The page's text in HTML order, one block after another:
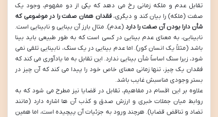
تقابل عدم و ملکه زمانی رخ می دهد که یکی از دو مفهوم، وجود یک
صفت (ملکه) را بیان کند و دیگری،فقدان همان صفت را در موضوعی که
شأن دارا بودن آن صفت را دارد (عدم). مثال بارز آن بینایی و نابینایی است.
نابینایی، به معنای عدم بینایی در کسی است که به طور طبیعی باید بینا
باشد (مثلاً یک انسان کور). اما عدم بینایی در یک سنگ، نابینایی تلقی نمی
شود، زیرا سنگ اساساً شأن بینایی ندارد. این تقابل به ما یادآوری می کند که
فقدان یک چیز، تنها زمانی معنای خاص خود را پیدا می کند که آن چیز در
بستر وجودی مناسبش غایب باشد.
علاوه بر این اقسام در مفاهیم، تقابل در قضایا نیز مطرح می شود که به
روابط میان جملات خبری و ارزش صدق و کذب آن ها اشاره دارد (مانند
تضاد و تناقض قضایا). هرچند ورود به جزئیات آن پیچیده است، اما همین